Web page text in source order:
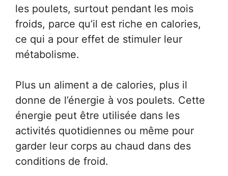
les poulets, surtout pendant les mois
froids, parce qu’il est riche en calories,
ce qui a pour effet de stimuler leur
métabolisme.
Plus un aliment a de calories, plus il
donne de l’énergie à vos poulets. Cette
énergie peut être utilisée dans les
activités quotidiennes ou même pour
garder leur corps au chaud dans des
conditions de froid.